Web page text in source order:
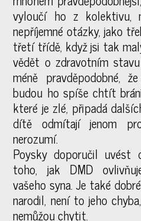
vyloučí ho z kolektivu,
nepříjemné otázky, jako
třetí třídě, když jsi tak
vědět o zdravotním
méně pravděpodobné,
budou ho spíše chtít
které je zlé, připadá
dítě odmítají jenom
nerozumí.
Poysky doporučil uvést
toho, jak DMD
vašeho syna. Je také
narodil, není to jeho
nemůžou chytit.